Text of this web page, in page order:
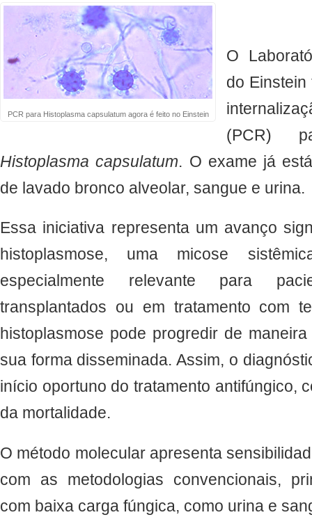
PCR para Histoplasma capsulatum agora é feito no Einstein
O
do
(PCR)
Histoplasma capsulatum. O exame já
de lavado bronco alveolar, sangue e urina.
Essa iniciativa representa um avanço
histoplasmose, uma micose
especialmente relevante para
transplantados ou em tratamento com
histoplasmose pode progredir de
sua forma disseminada. Assim, o
início oportuno do tratamento antifúngico,
da mortalidade.
O método molecular apresenta
com as metodologias convencionais,
com baixa carga fúngica, como urina e